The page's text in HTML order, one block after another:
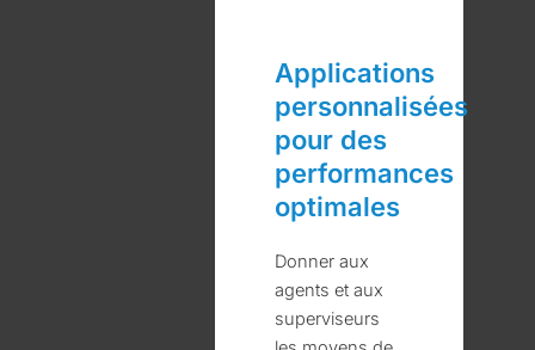
Applications
personnalisées
pour des
performances
optimales
Donner aux
agents et aux
superviseurs